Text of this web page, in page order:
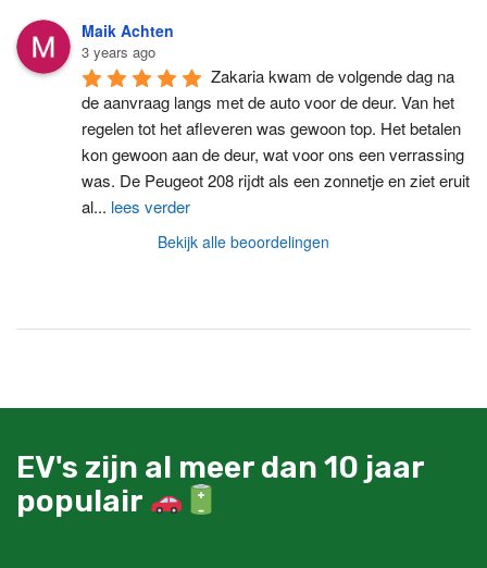
Maik Achten
3 years ago
Zakaria kwam de volgende dag na
de aanvraag langs met de auto voor de deur. Van het
regelen tot het afleveren was gewoon top. Het betalen
kon gewoon aan de deur, wat voor ons een verrassing
was. De Peugeot 208 rijdt als een zonnetje en ziet eruit
al... lees verder
Bekijk alle beoordelingen
EV's zijn al meer dan 10 jaar
populair